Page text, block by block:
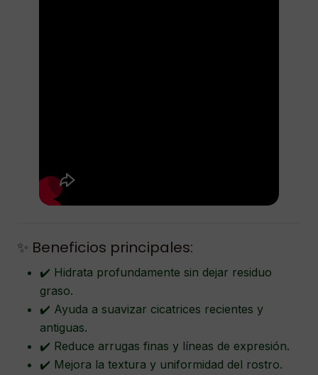
✨ Beneficios principales:
✔️ Hidrata profundamente sin dejar residuo
graso.
✔️ Ayuda a suavizar cicatrices recientes y
antiguas.
✔️ Reduce arrugas finas y líneas de expresión.
✔️ Mejora la textura y uniformidad del rostro.